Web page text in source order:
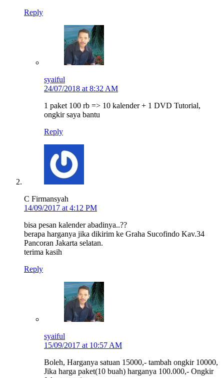
Reply
syaiful
24/07/2018 at 8:32 AM
1 paket 100 rb => 10 kalender + 1 DVD Tutorial,
ongkir saya bantu
Reply
C Firmansyah
14/09/2017 at 4:12 PM
bisa pesan kalender abadinya..??
berapa harganya jika dikirim ke Graha Sucofindo Kav.34
Pancoran Jakarta selatan.
terima kasih
Reply
syaiful
15/09/2017 at 10:57 AM
Boleh, Harganya satuan 15000,- tambah ongkir 10000,
Jika harga paket(10 buah) harganya 100.000,- Ongkir